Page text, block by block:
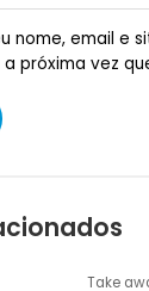
nome, email e
próxima vez
Take